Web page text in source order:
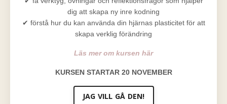
dig att skapa ny inre kodning
✔ förstå hur du kan använda din hjärnas plasticitet för att
skapa verklig förändring
Läs mer om kursen här
KURSEN STARTAR 20 NOVEMBER
JAG VILL GÅ DEN!